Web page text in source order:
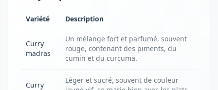
Variété Description
Curry
madras
Un mélange fort et parfumé, souvent
rouge, contenant des piments, du
cumin et du curcuma.
Curry
Léger et sucré, souvent de couleur